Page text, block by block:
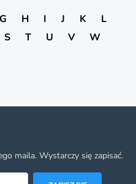
G H I J K
L
S T U V
W
maila. Wystarczy się zapisać.